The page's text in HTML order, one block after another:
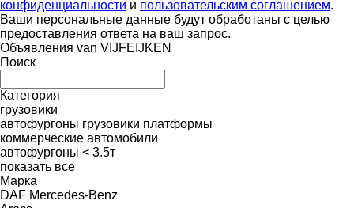
конфиденциальности и пользовательским соглашением.
Ваши персональные данные будут обработаны с целью
предоставления ответа на ваш запрос.
Объявления van VIJFEIJKEN
Поиск
Категория
грузовики
автофургоны грузовики платформы
коммерческие автомобили
автофургоны < 3.5т
показать все
Марка
DAF Mercedes-Benz